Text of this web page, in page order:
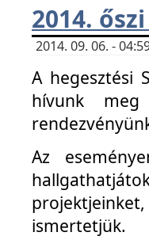
2014.
2014. 09. 06. -
A hegesztési
hívunk
Az
ismertetjük.